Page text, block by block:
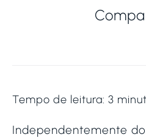
Tempo de leitura: 3
Independentemente